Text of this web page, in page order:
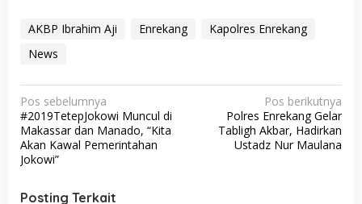
AKBP Ibrahim Aji Enrekang
Kapolres Enrekang
News
N
a
v
i
g
Pos sebelumnya
#2019TetepJokowi Muncul di
Makassar dan Manado, “Kita
Akan Kawal Pemerintahan
Jokowi”
Pos berikutnya
Polres Enrekang Gelar
Tabligh Akbar, Hadirkan
Ustadz Nur Maulana
Posting Terkait